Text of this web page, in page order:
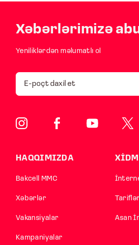
Xəbərlərimizə
Yeniliklərdən məlumatlı ol
HAQQIMIZDA
Bakcell MMC
Xəbərlər
Vakansiyalar
Kampaniyalar
Asan